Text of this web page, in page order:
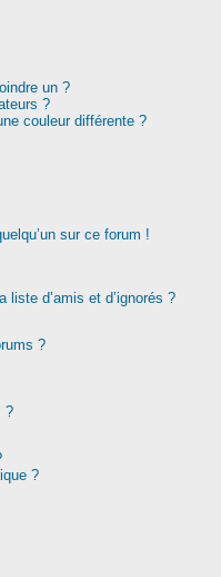
un ?
?
couleur différente ?
sur ce forum !
d’amis et d’ignorés ?
?
?
?